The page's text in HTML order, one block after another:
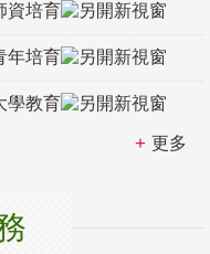
資培育
年培育
學教育
更多